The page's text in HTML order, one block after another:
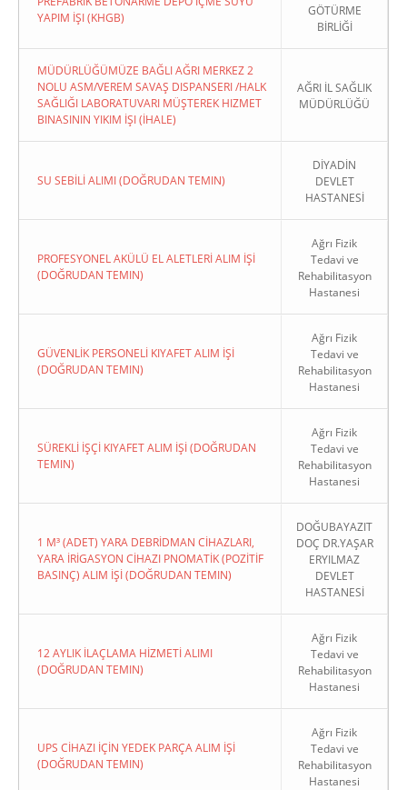
YAPIM İŞI (KHGB)
GÖTÜRME
BİRLİĞİ
MÜDÜRLÜĞÜMÜZE BAĞLI AĞRI MERKEZ 2
NOLU ASM/VEREM SAVAŞ DISPANSERI /HALK
SAĞLIĞI LABORATUVARI MÜŞTEREK HIZMET
BINASININ YIKIM İŞI (İHALE)
AĞRI İL SAĞLIK
MÜDÜRLÜĞÜ
SU SEBİLİ ALIMI (DOĞRUDAN TEMIN)
DİYADİN
DEVLET
HASTANESİ
PROFESYONEL AKÜLÜ EL ALETLERİ ALIM İŞİ
(DOĞRUDAN TEMIN)
Ağrı Fizik
Tedavi ve
Rehabilitasyon
Hastanesi
GÜVENLİK PERSONELİ KIYAFET ALIM İŞİ
(DOĞRUDAN TEMIN)
Ağrı Fizik
Tedavi ve
Rehabilitasyon
Hastanesi
SÜREKLİ İŞÇİ KIYAFET ALIM İŞİ (DOĞRUDAN
TEMIN)
Ağrı Fizik
Tedavi ve
Rehabilitasyon
Hastanesi
1 M³ (ADET) YARA DEBRİDMAN CİHAZLARI,
YARA İRİGASYON CİHAZI PNOMATİK (POZİTİF
BASINÇ) ALIM İŞİ (DOĞRUDAN TEMIN)
DOĞUBAYAZIT
DOÇ DR.YAŞAR
ERYILMAZ
DEVLET
HASTANESİ
12 AYLIK İLAÇLAMA HİZMETİ ALIMI
(DOĞRUDAN TEMIN)
Ağrı Fizik
Tedavi ve
Rehabilitasyon
Hastanesi
UPS CİHAZI İÇİN YEDEK PARÇA ALIM İŞİ
(DOĞRUDAN TEMIN)
Ağrı Fizik
Tedavi ve
Rehabilitasyon
Hastanesi